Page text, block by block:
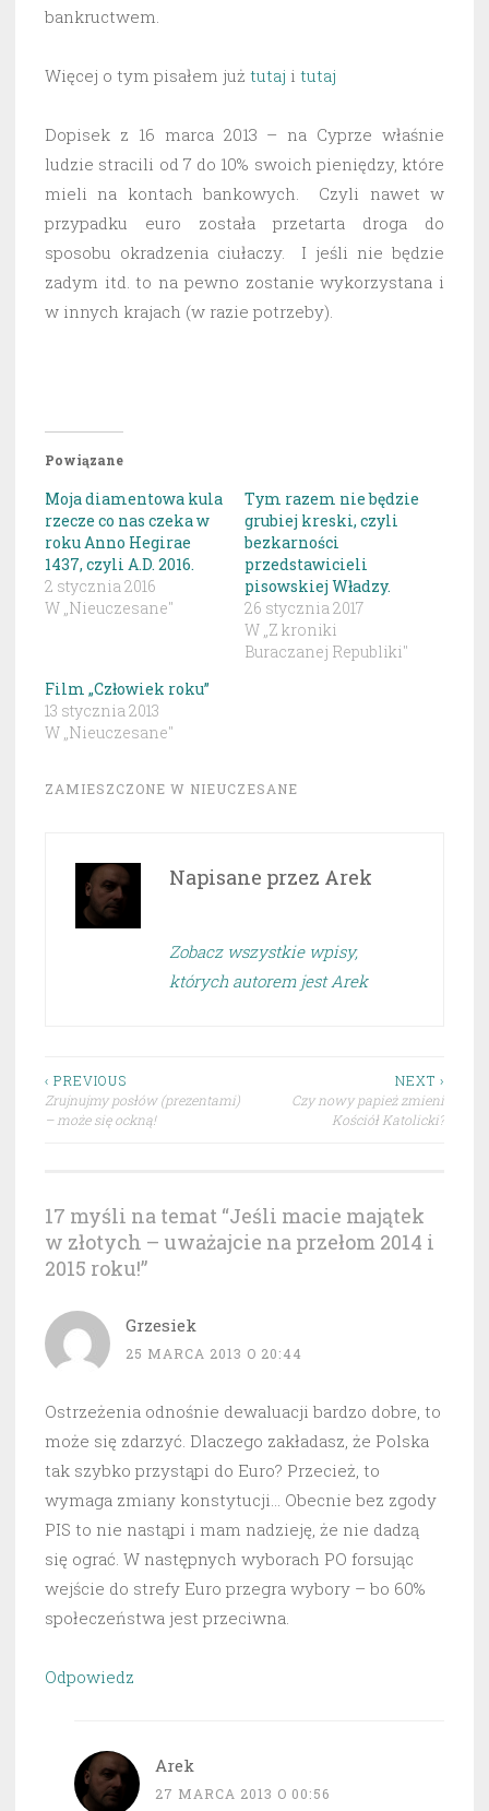
bankructwem.
Więcej o tym pisałem już tutaj i tutaj
Dopisek z 16 marca 2013 – na Cyprze właśnie
ludzie stracili od 7 do 10% swoich pieniędzy, które
mieli na kontach bankowych. Czyli nawet w
przypadku euro została przetarta droga do
sposobu okradzenia ciułaczy. I jeśli nie będzie
zadym itd. to na pewno zostanie wykorzystana i
w innych krajach (w razie potrzeby).
Powiązane
Moja diamentowa kula
rzecze co nas czeka w
roku Anno Hegirae
1437, czyli A.D. 2016.
2 stycznia 2016
W „Nieuczesane"
Tym razem nie będzie
grubiej kreski, czyli
bezkarności
przedstawicieli
pisowskiej Władzy.
26 stycznia 2017
W „Z kroniki
Buraczanej Republiki"
Film „Człowiek roku”
13 stycznia 2013
W „Nieuczesane"
ZAMIESZCZONE W NIEUCZESANE
Napisane przez Arek
Zobacz wszystkie wpisy,
których autorem jest Arek
Nawigacja
wpisu
‹ PREVIOUS
Zrujnujmy posłów (prezentami)
– może się ockną!
NEXT ›
Czy nowy papież zmieni
Kościół Katolicki?
17 myśli na temat “Jeśli macie majątek
w złotych – uważajcie na przełom 2014 i
2015 roku!”
Grzesiek
25 MARCA 2013 O 20:44
Ostrzeżenia odnośnie dewaluacji bardzo dobre, to
może się zdarzyć. Dlaczego zakładasz, że Polska
tak szybko przystąpi do Euro? Przecież, to
wymaga zmiany konstytucji… Obecnie bez zgody
PIS to nie nastąpi i mam nadzieję, że nie dadzą
się ograć. W następnych wyborach PO forsując
wejście do strefy Euro przegra wybory – bo 60%
społeczeństwa jest przeciwna.
Odpowiedz
Arek
27 MARCA 2013 O 00:56